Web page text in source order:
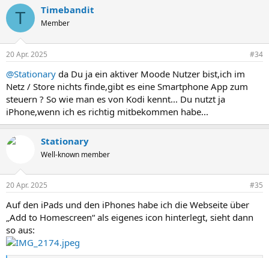
k
i
e
:
T Timebandit
Member
20 Apr. 2025 #34
@Stationary da Du ja ein aktiver Moode Nutzer bist,ich im
Netz / Store nichts finde,gibt es eine Smartphone App zum
steuern ? So wie man es von Kodi kennt... Du nutzt ja
iPhone,wenn ich es richtig mitbekommen habe...
Stationary
Well-known member
20 Apr. 2025 #35
Auf den iPads und den iPhones habe ich die Webseite über
„Add to Homescreen“ als eigenes icon hinterlegt, sieht dann
so aus: